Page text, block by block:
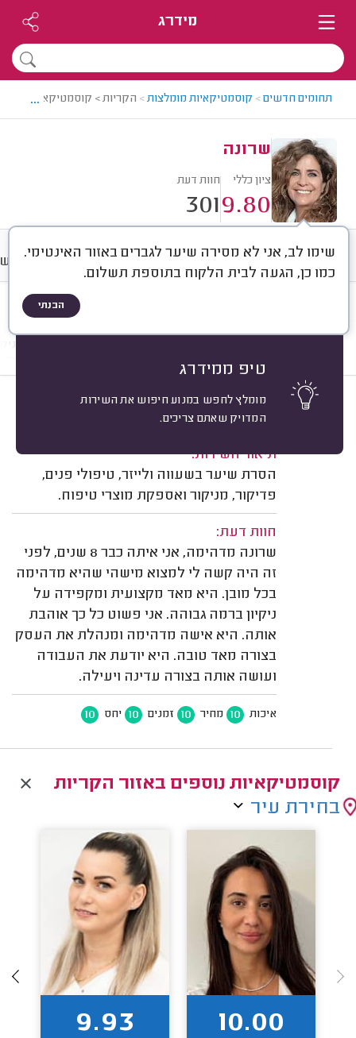
מידרג
תחומים חדשים> קוסמטיקאיות מומלצות> הקריות > קוסמטיקאית
...
שרונה
ציון כללי
9.80
חוות דעת
301
שימו לב, אני לא מסירה שיער לגברים באזור האינטימי.
כמו כן, הגעה לבית הלקוח בתוספת תשלום.
הבנתי
טיפ ממידרג
מומלץ לחפש במנוע חיפוש את השירות
המדויק שאתם צריכים.
חוות דעת מחירים ממוצע
מעין מרום, קרית ביאליק.
משוב: 22/09/2022
תיאור השירות:
הסרת שיער בשעווה ולייזר, טיפולי פנים,
פדיקור, מניקור ואספקת מוצרי טיפוח.
חוות דעת:
שרונה מדהימה, אני איתה כבר 8 שנים, לפני
זה היה קשה לי למצוא מישהי שהיא מדהימה
בכל מובן. היא מאד מקצועית ומקפידה על
ניקיון ברמה גבוהה. אני פשוט כל כך אוהבת
אותה. היא אישה מדהימה ומנהלת את העסק
בצורה מאד טובה. היא יודעת את העבודה
ועושה אותה בצורה עדינה ויעילה.
איכות 10 מחיר 10 זמנים 10 יחס 10
10
קוסמטיקאיות נוספים באזור הקריות
בחירת עיר
10.00
9.93